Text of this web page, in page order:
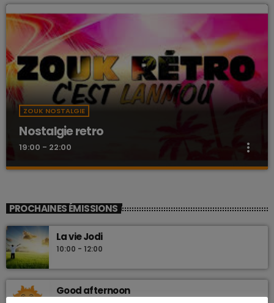
ZOUK NOSTALGIE
Nostalgie retro
19:00 - 22:00 more_vert
Les plus beaux Zouk des années 80
PROCHAINES ÉMISSIONS
La vie Jodi
10:00 - 12:00
Good afternoon